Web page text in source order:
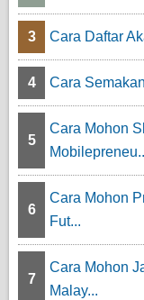
3 Cara Daftar
4 Cara
5
Cara Mohon
6
Cara Mohon
Fut...
7
Cara Mohon
Malay...